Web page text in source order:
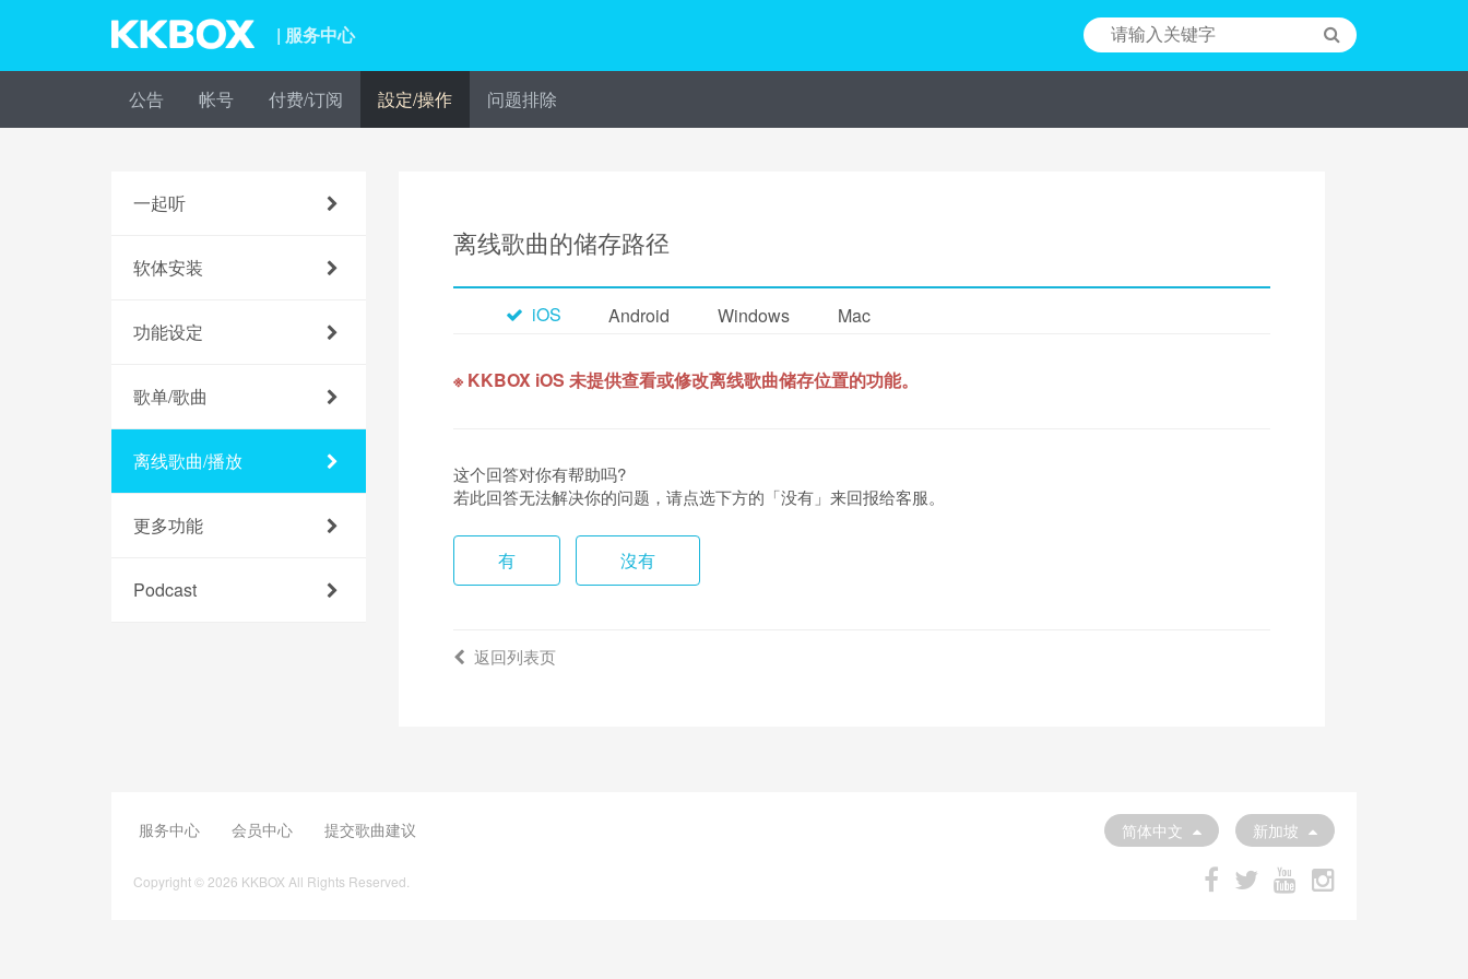
| 服务中心
公告 帐号 付费/订阅 設定/操作 问题排除
一起听
软体安装
功能设定
歌单/歌曲
离线歌曲/播放
更多功能
Podcast
离线歌曲的储存路径
iOS Android Windows Mac
※ KKBOX iOS 未提供查看或修改离线歌曲储存位置的功能。
这个回答对你有帮助吗?
若此回答无法解决你的问题，请点选下方的「没有」来回报给客服。
有 沒有
返回列表页
服务中心 会员中心 提交歌曲建议 新加坡
简体中文
Copyright © 2026 KKBOX All Rights Reserved.